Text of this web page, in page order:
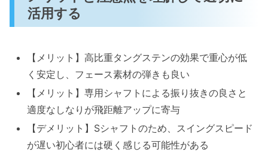
活用する
【メリット】高比重タングステンの効果で重心が低
く安定し、フェース素材の弾きも良い
【メリット】専用シャフトによる振り抜きの良さと
適度なしなりが飛距離アップに寄与
【デメリット】Sシャフトのため、スイングスピード
が遅い初心者には硬く感じる可能性がある